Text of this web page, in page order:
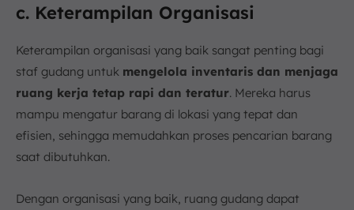
c. Keterampilan Organisasi
Keterampilan organisasi yang baik sangat penting bagi
staf gudang untuk mengelola inventaris dan menjaga
ruang kerja tetap rapi dan teratur. Mereka harus
mampu mengatur barang di lokasi yang tepat dan
efisien, sehingga memudahkan proses pencarian barang
saat dibutuhkan.
Dengan organisasi yang baik, ruang gudang dapat